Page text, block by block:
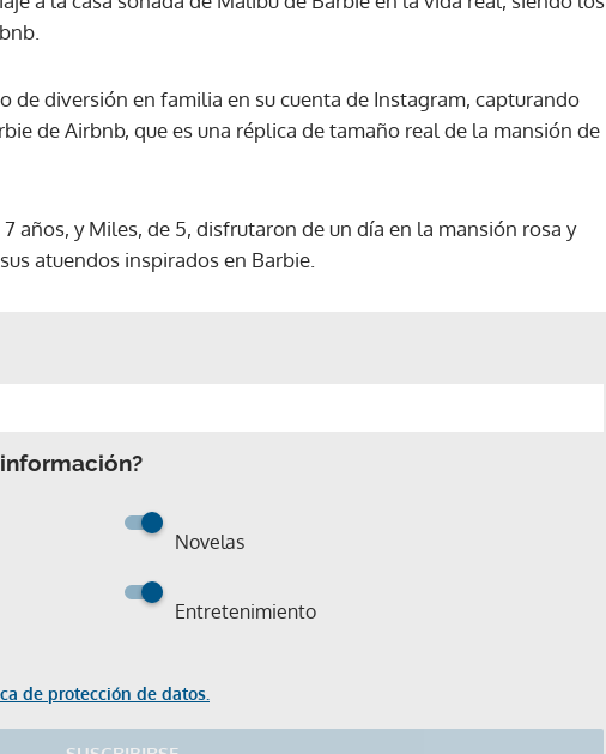
diversión en familia en su cuenta de Instagram, capturando
de Airbnb, que es una réplica de tamaño real de la mansión de
años, y Miles, de 5, disfrutaron de un día en la mansión rosa y
atuendos inspirados en Barbie.
Novelas
Entretenimiento
de protección de datos.